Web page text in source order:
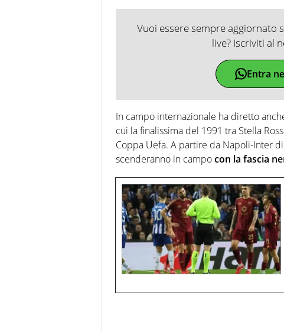
Vuoi essere sempre aggiornato
live? Iscriviti al
Entra
In campo internazionale ha diretto
cui la finalissima del 1991 tra Stella
Coppa Uefa. A partire da Napoli-Inter
scenderanno in campocon la fascia